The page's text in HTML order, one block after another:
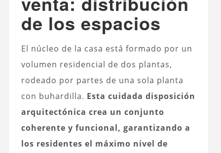
de los espacios
El núcleo de la casa está formado por un
volumen residencial de dos plantas,
rodeado por partes de una sola planta
con buhardilla. Esta cuidada disposición
arquitectónica crea un conjunto
coherente y funcional, garantizando a
los residentes el máximo nivel de